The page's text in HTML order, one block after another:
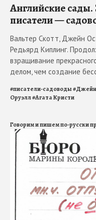
Английские
писатели —
Вальтер Скотт, Джейн
Редьярд Киплинг.
взращивание
делом, чем создание
#писатели-садоводы#
Оруэлл#Агата Кристи
Говорим и пишем по-русски